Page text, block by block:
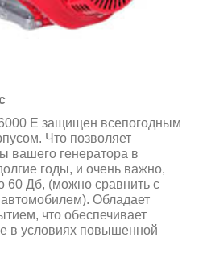
E защищен всепогодным
Что позволяет
вашего генератора в
годы, и очень важно,
60 Дб, (можно сравнить с
Обладает
что обеспечивает
в условиях повышенной